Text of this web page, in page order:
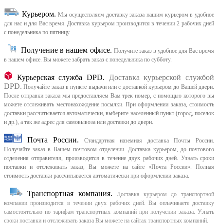
Курьером. Мы осуществляем доставку заказа нашим курьером в удобное
для нас и для Вас время. Доставка курьером производится в течении 2 рабочих дней
с понедельника по пятницу.
Получение в нашем офисе. Получите заказ в удобное для Вас время
в нашем офисе. Вы можете забрать заказ с понедельника по субботу.
Курьерская служба DPD.
Доставка курьерской службой
DPD. Получайте заказ в пункте выдачи или с доставкой курьером до Вашей двери.
После отправки заказа мы предоставляем Вам трек номер, с помощью которого вы
можете отслеживать местонахождение посылки. При оформлении заказа, стоимость
доставки рассчитывается автоматически, выберите населенный пункт (город, поселок
и др.), а так же адрес для самовывоза или доставки до двери.
Почта России.
Стандартная наземная доставка Почты России.
Получайте заказ в Вашем почтовом отделении. Доставка курьером, до почтового
отделения отправителя, производится в течение двух рабочих дней. Узнать сроки
поставки и отслеживать заказ, Вы можете на сайте «Почта России». Полная
стоимость доставки рассчитывается автоматически при оформлении заказа.
Транспортная компания.
Доставка курьером до транспортной
компании производится в течении двух рабочих дней. Вы оплачиваете доставку
самостоятельно по тарифам транспортных компаний при получении заказа. Узнать
сроки поставки и отслеживать заказа Вы можете на сайтах транспортных компаний.